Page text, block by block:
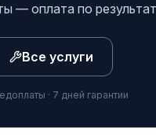
— оплата по
Все услуги
· 7 дней гарантии